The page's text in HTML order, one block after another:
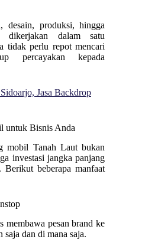
desain, produksi, hingga
dikerjakan dalam satu
tidak perlu repot mencari
percayakan kepada
Jasa Backdrop
untuk Bisnis Anda
mobil Tanah Laut bukan
investasi jangka panjang
Berikut beberapa manfaat
membawa pesan brand ke
saja dan di mana saja.